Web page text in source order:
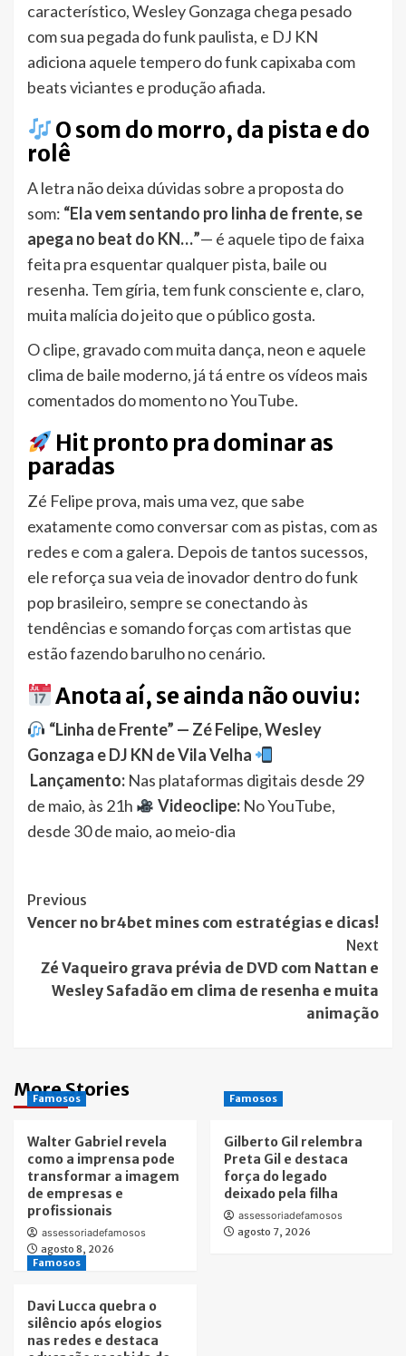
característico, Wesley Gonzaga chega pesado
com sua pegada do funk paulista, e DJ KN
adiciona aquele tempero do funk capixaba com
beats viciantes e produção afiada.
O som do morro, da pista e do
rolê
A letra não deixa dúvidas sobre a proposta do
som: “Ela vem sentando pro linha de frente, se
apega no beat do KN…”— é aquele tipo de faixa
feita pra esquentar qualquer pista, baile ou
resenha. Tem gíria, tem funk consciente e, claro,
muita malícia do jeito que o público gosta.
O clipe, gravado com muita dança, neon e aquele
clima de baile moderno, já tá entre os vídeos mais
comentados do momento no YouTube.
Hit pronto pra dominar as
paradas
Zé Felipe prova, mais uma vez, que sabe
exatamente como conversar com as pistas, com as
redes e com a galera. Depois de tantos sucessos,
ele reforça sua veia de inovador dentro do funk
pop brasileiro, sempre se conectando às
tendências e somando forças com artistas que
estão fazendo barulho no cenário.
Anota aí, se ainda não ouviu:
“Linha de Frente” — Zé Felipe, Wesley
Gonzaga e DJ KN de Vila Velha
Lançamento: Nas plataformas digitais desde 29
de maio, às 21h
Videoclipe:No YouTube,
desde 30 de maio, ao meio-dia
Post
Navigation
Previous
Vencer no br4bet mines com estratégias e dicas!
Next
Zé Vaqueiro grava prévia de DVD com Nattan e
Wesley Safadão em clima de resenha e muita
animação
More Stories
Famosos
Walter Gabriel revela
como a imprensa pode
transformar a imagem
de empresas e
profissionais
assessoriadefamosos
agosto 8, 2026
Famosos
Gilberto Gil relembra
Preta Gil e destaca
força do legado
deixado pela filha
assessoriadefamosos
agosto 7, 2026
Famosos
Davi Lucca quebra o
silêncio após elogios
nas redes e destaca